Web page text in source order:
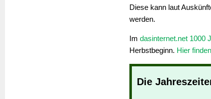
Diese kann laut
werden.
Im dasinternet.net 1000
Herbstbeginn. Hier
Die